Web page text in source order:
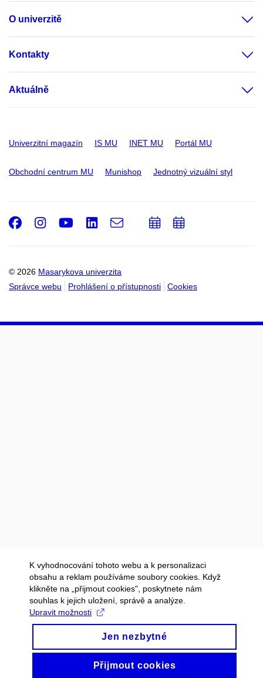
O univerzitě
Kontakty
Aktuálně
Univerzitní magazín IS MU INET MU Portál MU
Obchodní centrum MU Munishop Jednotný vizuální styl
© 2026 Masarykova univerzita
Správce webu
Prohlášení o přístupnosti Cookies
Facebook
Instagram
Youtube
LinkedIn
e-
PřidatPřidat
K vyhodnocování tohoto webu a k personalizaci
obsahu a reklam používáme soubory cookies. Když
klikněte na „přijmout cookies", poskytnete nám
souhlas k jejich uložení, správě a analýze.
Upravit možnosti
Jen nezbytné
Přijmout cookies